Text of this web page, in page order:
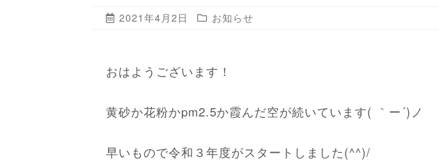
2021年4月2日 お知らせ
おはようございます！
黄砂か花粉かpm2.5か霞んだ空が続いています( ｀ー´)ノ
早いもので令和３年度がスタートしました(^^)/